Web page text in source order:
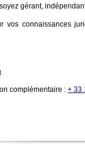
gérant,
vos connaissances
complémentaire : + 33